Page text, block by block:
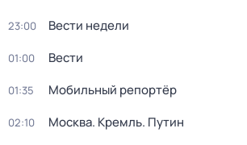
23:00 Вести недели
01:00 Вести
01:35 Мобильный репортёр
02:10 Москва. Кремль. Путин